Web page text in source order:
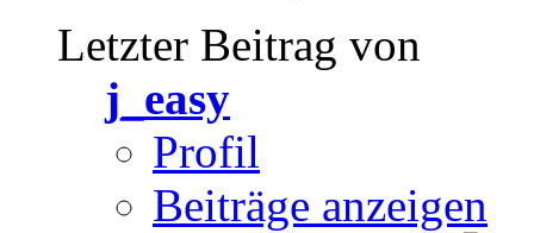
Letzter Beitrag von
j_easy
Profil
Beiträge anzeigen